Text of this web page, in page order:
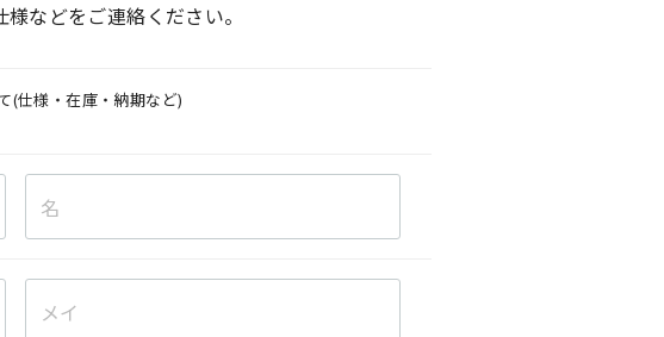
などをご連絡ください。
(仕様・在庫・納期など)